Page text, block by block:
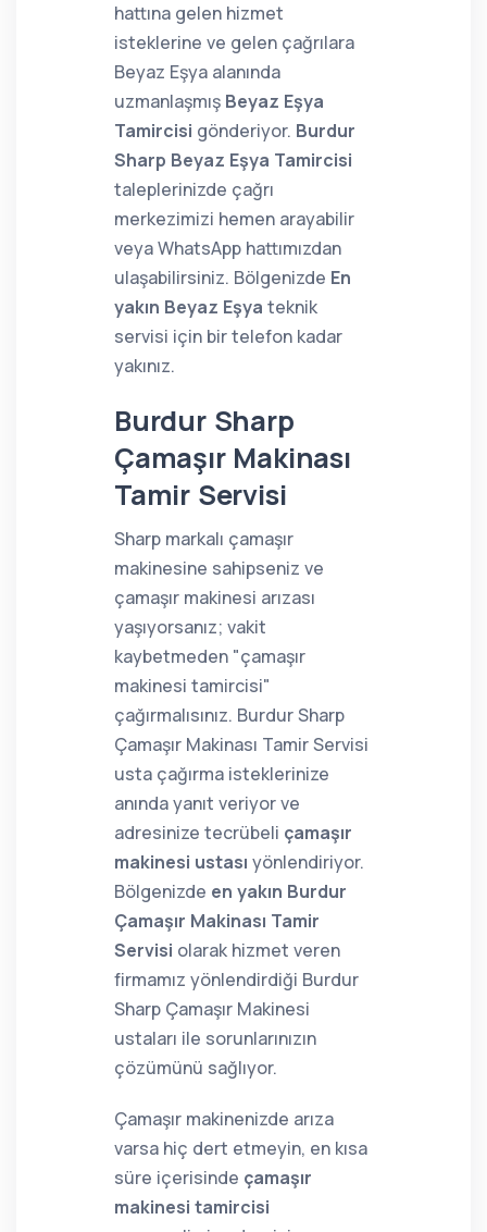
hattına gelen hizmet
isteklerine ve gelen çağrılara
Beyaz Eşya alanında
uzmanlaşmış Beyaz Eşya
Tamircisi gönderiyor. Burdur
Sharp Beyaz Eşya Tamircisi
taleplerinizde çağrı
merkezimizi hemen arayabilir
veya WhatsApp hattımızdan
ulaşabilirsiniz. Bölgenizde En
yakın Beyaz Eşya teknik
servisi için bir telefon kadar
yakınız.
Burdur Sharp
Çamaşır Makinası
Tamir Servisi
Sharp markalı çamaşır
makinesine sahipseniz ve
çamaşır makinesi arızası
yaşıyorsanız; vakit
kaybetmeden "çamaşır
makinesi tamircisi"
çağırmalısınız. Burdur Sharp
Çamaşır Makinası Tamir Servisi
usta çağırma isteklerinize
anında yanıt veriyor ve
adresinize tecrübeli çamaşır
makinesi ustası yönlendiriyor.
Bölgenizde en yakın Burdur
Çamaşır Makinası Tamir
Servisi olarak hizmet veren
firmamız yönlendirdiği Burdur
Sharp Çamaşır Makinesi
ustaları ile sorunlarınızın
çözümünü sağlıyor.
Çamaşır makinenizde arıza
varsa hiç dert etmeyin, en kısa
süre içerisinde çamaşır
makinesi tamircisi